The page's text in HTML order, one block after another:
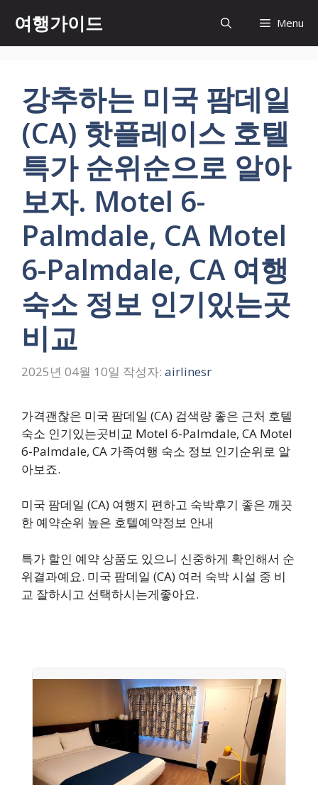
츠
여행가이드 Menu
강추하는 미국 팜데일
(CA) 핫플레이스 호텔
특가 순위순으로 알아
보자. Motel 6-
Palmdale, CA Motel
6-Palmdale, CA 여행
숙소 정보 인기있는곳
비교
2025년 04월 10일 작성자: airlinesr
가격괜찮은 미국 팜데일 (CA) 검색량 좋은 근처 호텔
숙소 인기있는곳비교 Motel 6-Palmdale, CA Motel
6-Palmdale, CA 가족여행 숙소 정보 인기순위로 알
아보죠.
미국 팜데일 (CA) 여행지 편하고 숙박후기 좋은 깨끗
한 예약순위 높은 호텔예약정보 안내
특가 할인 예약 상품도 있으니 신중하게 확인해서 순
위결과예요. 미국 팜데일 (CA) 여러 숙박 시설 중 비
교 잘하시고 선택하시는게좋아요.